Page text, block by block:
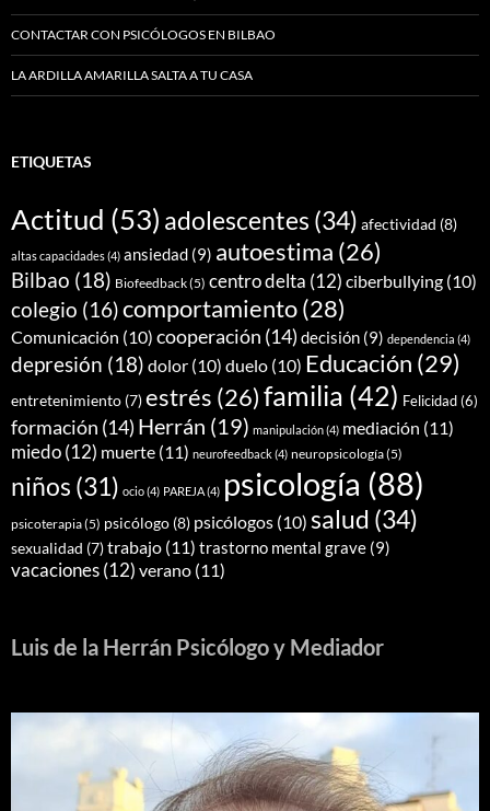
CONTACTAR CON PSICÓLOGOS EN BILBAO
LA ARDILLA AMARILLA SALTA A TU CASA
ETIQUETAS
Actitud (53) adolescentes (34) afectividad (8)
altas capacidades(4) ansiedad (9) autoestima (26)
Bilbao (18) Biofeedback(5) centro delta (12) ciberbullying (10)
colegio (16)comportamiento(28)
Comunicación (10) cooperación (14) decisión (9) dependencia (4)
depresión (18) dolor (10) duelo (10) Educación (29)
entretenimiento (7)estrés (26)familia (42) Felicidad(6)
formación (14) Herrán (19) manipulación(4) mediación (11)
miedo(12) muerte (11) neurofeedback(4) neuropsicología(5)
niños (31) ocio(4) PAREJA(4) psicología (88)
psicoterapia(5) psicólogo (8) psicólogos (10) salud (34)
sexualidad (7)trabajo (11) trastorno mental grave (9)
vacaciones(12) verano (11)
Luis de la Herrán Psicólogo y Mediador